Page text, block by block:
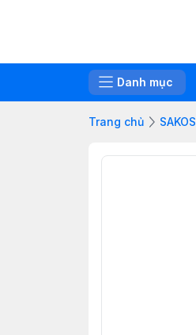
Danh mục
Trang chủ SAKOS